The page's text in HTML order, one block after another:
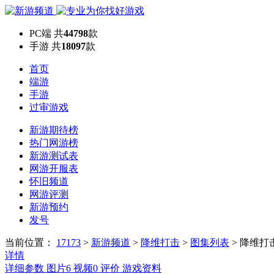
PC端 共44798款
手游 共18097款
首页
端游
手游
过审游戏
新游期待榜
热门网游榜
新游测试表
网游开服表
怀旧频道
网游评测
新游预约
发号
当前位置： 17173 > 新游频道 > 降维打击 > 图集列表 > 降维打
详情
详细参数 图片6 视频0 评价 游戏资料